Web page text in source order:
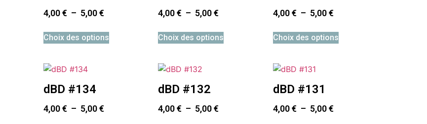
4,00€ – 5,00€
Choix des options
4,00€ – 5,00€
Choix des options
4,00€ – 5,00€
Choix des options
dBD #134
4,00€ – 5,00€
dBD #132
4,00€ – 5,00€
dBD #131
4,00€ – 5,00€